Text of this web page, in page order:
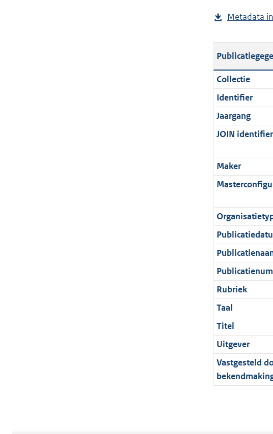
p
l
i
c
a
t
i
i
n
f
r
m
a
a
t
g
o
t
t
e
:
6
b
d
b
l
i
c
a
t
e
i
n
o
r
m
a
a
t
s
o
o
t
t
e
:
n
e
e
n
d
Metadata
Collectie
Identifier
Jaargang
JOIN identifier
Maker
Rubriek
Taal
Titel
Uitgever
Vastgesteld